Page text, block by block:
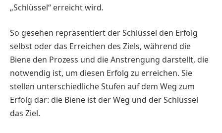
„Schlüssel“ erreicht wird.
So gesehen repräsentiert der Schlüssel den Erfolg
selbst oder das Erreichen des Ziels, während die
Biene den Prozess und die Anstrengung darstellt, die
notwendig ist, um diesen Erfolg zu erreichen. Sie
stellen unterschiedliche Stufen auf dem Weg zum
Erfolg dar: die Biene ist der Weg und der Schlüssel
das Ziel.